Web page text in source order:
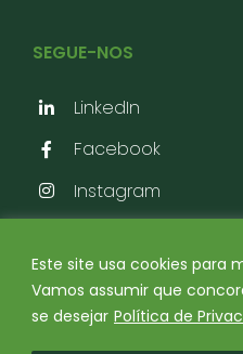
Este site usa cookies para
Vamos assumir que
se desejar Política de
SEGUE-NOS
LinkedIn
Facebook
Instagram
Start Agro | Todos os